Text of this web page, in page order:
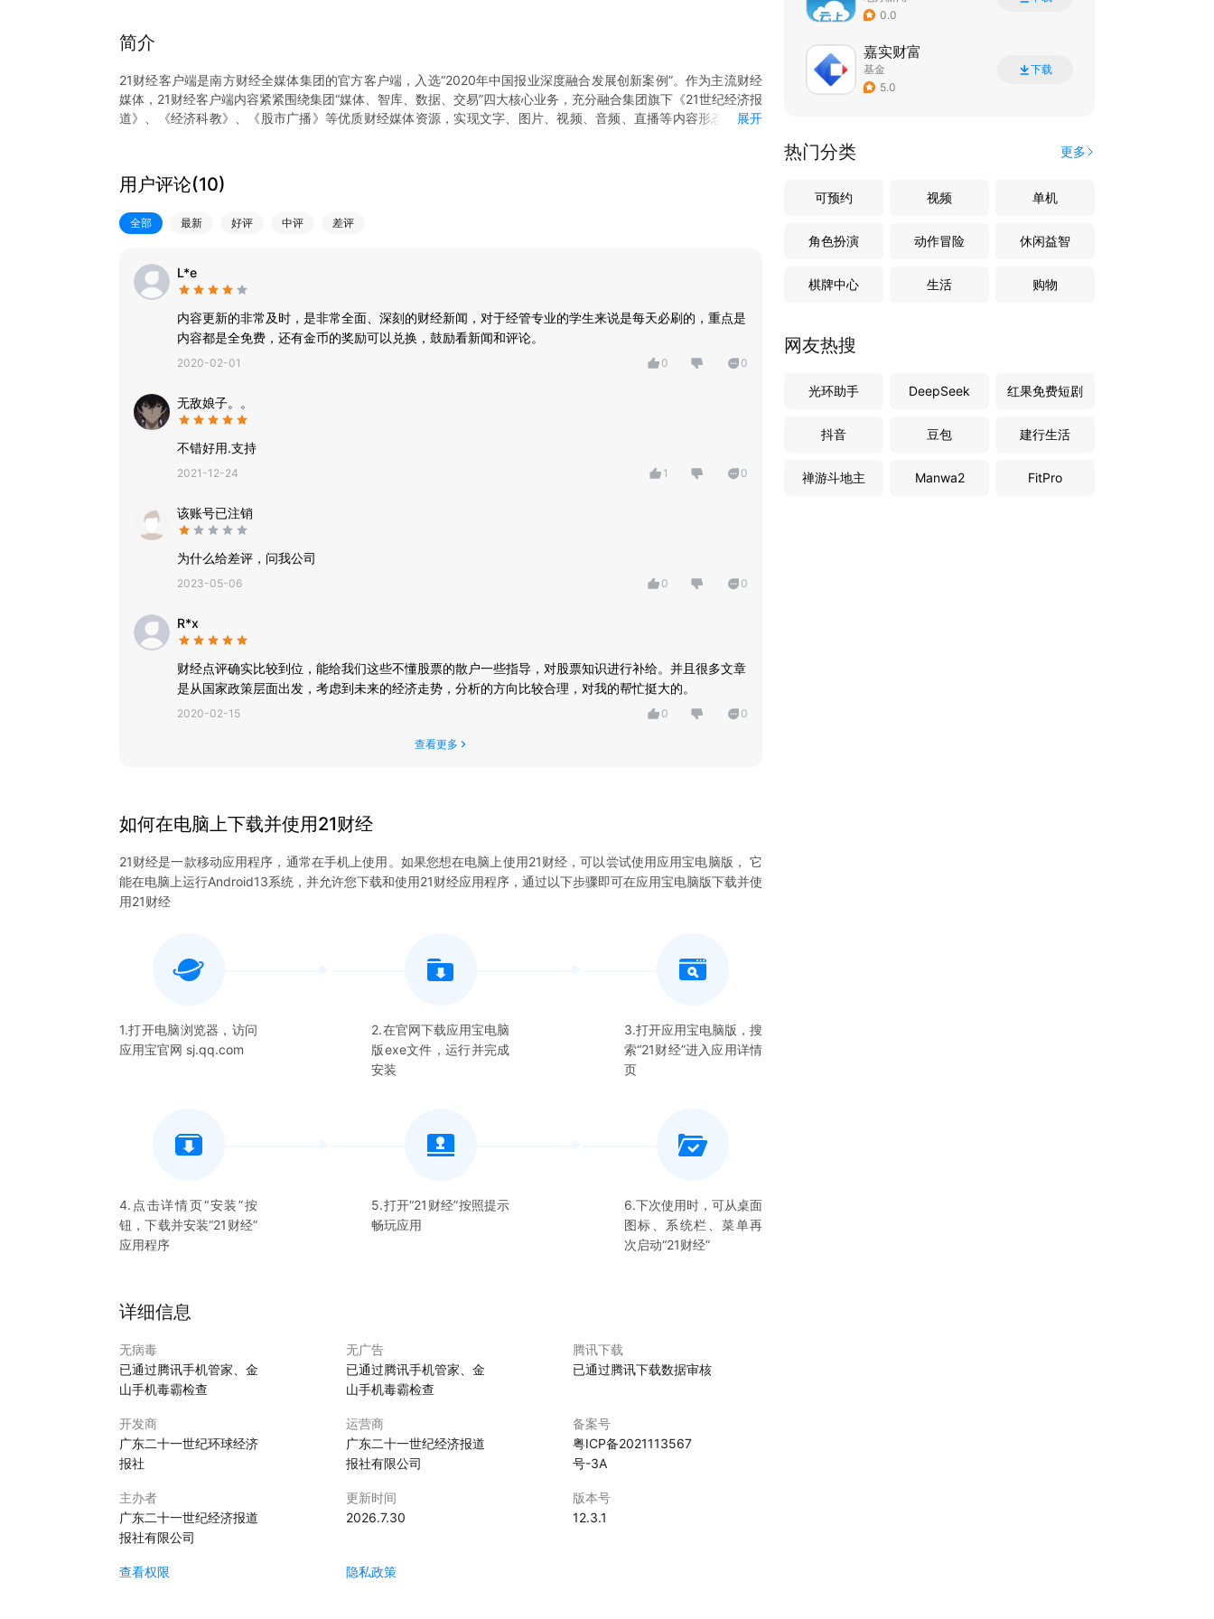
简介
21财经客户端是南方财经全媒体集团的官方客户端，入选“2020年中国报业深度融合发展创新案例”。作为主流财经
媒体，21财经客户端内容紧紧围绕集团“媒体、智库、数据、交易”四大核心业务，充分融合集团旗下《21世纪经济报
道》、《经济科教》、《股市广播》等优质财经媒体资源，实现文字、图片、视频、音频、直播等内容形态的全覆
【聚焦财经热点】
这里有重要财经事件的深度解读，助你掌握每个重大拐点；这里有资本市场的起伏跌宕，让你洞悉各个趋势投资机
会；这里有时政新闻的专业评论，为你解析经济时局变化；这里有全球产业发展的趋势分析，让你及时了解产业发
【南财号】
权威经济学家、知名首席分析师、专家学者入驻，聚焦未来经济形势预判，对重磅财经事件进行解读，与你分享投
【7x24快讯】
快讯7x24小时不间断提供资讯、股票、理财、债券等信息。
展开
用户评论(10)
全部 最新 好评 中评 差评
L*e
内容更新的非常及时，是非常全面、深刻的财经新闻，对于经管专业的学生来说是每天必刷的，重点是
内容都是全免费，还有金币的奖励可以兑换，鼓励看新闻和评论。
2020-02-01 0 0
无敌娘子。。
不错好用.支持
2021-12-24 1 0
该账号已注销
为什么给差评，问我公司
2023-05-06 0 0
R*x
财经点评确实比较到位，能给我们这些不懂股票的散户一些指导，对股票知识进行补给。并且很多文章
是从国家政策层面出发，考虑到未来的经济走势，分析的方向比较合理，对我的帮忙挺大的。
2020-02-15 0 0
查看更多
如何在电脑上下载并使用21财经
21财经是一款移动应用程序，通常在手机上使用。如果您想在电脑上使用21财经 ，可以尝试使用应用宝电脑版， 它
能在电脑上运行Android13系统，并允许您下载和使用21财经应用程序，通过以下步骤即可在应用宝电脑版下载并使
用21财经
1.打开电脑浏览器，访问
应用宝官网 sj.qq.com
2.在官网下载应用宝电脑
版exe文件，运行并完成
安装
3.打开应用宝电脑版，搜
索“21财经”进入应用详情
页
4.点击详情页“安装”按
钮，下载并安装“21财经”
应用程序
5.打开“21财经”按照提示
畅玩应用
6.下次使用时，可从桌面
图标、系统栏、菜单再
次启动“21财经”
详细信息
无病毒
已通过腾讯手机管家、金
山手机毒霸检查
无广告
已通过腾讯手机管家、金
山手机毒霸检查
腾讯下载
已通过腾讯下载数据审核
开发商
广东二十一世纪环球经济
报社
运营商
广东二十一世纪经济报道
报社有限公司
备案号
粤ICP备2021113567
号-3A
主办者
广东二十一世纪经济报道
报社有限公司
更新时间
2026.7.30
版本号
12.3.1
查看权限 隐私政策
0.0
嘉实财富
基金
5.0
下载
热门分类 更多
可预约 视频 单机
角色扮演 动作冒险 休闲益智
棋牌中心 生活 购物
网友热搜
光环助手 DeepSeek 红果免费短剧
抖音 豆包 建行生活
禅游斗地主 Manwa2 FitPro